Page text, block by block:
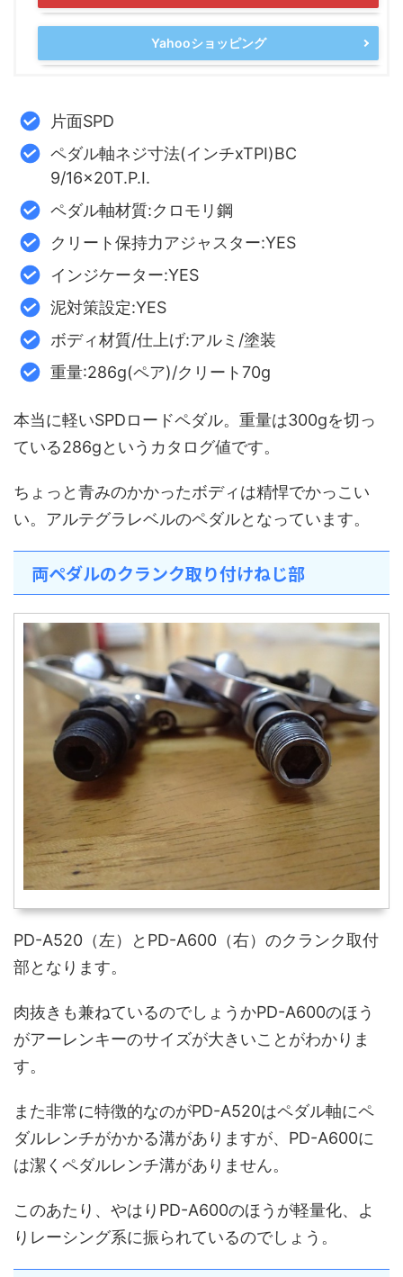
Yahooショッピング
片面SPD
ペダル軸ネジ寸法(インチxTPI)BC
9/16x20T.P.I.
ペダル軸材質:クロモリ鋼
クリート保持力アジャスター:YES
インジケーター:YES
泥対策設定:YES
ボディ材質/仕上げ:アルミ/塗装
重量:286g(ペア)/クリート70g
本当に軽いSPDロードペダル。重量は300gを切っ
ている286gというカタログ値です。
ちょっと青みのかかったボディは精悍でかっこい
い。アルテグラレベルのペダルとなっています。
両ペダルのクランク取り付けねじ部
PD-A520（左）とPD-A600（右）のクランク取付
部となります。
肉抜きも兼ねているのでしょうかPD-A600のほう
がアーレンキーのサイズが大きいことがわかりま
す。
また非常に特徴的なのがPD-A520はペダル軸にペ
ダルレンチがかかる溝がありますが、PD-A600に
は潔くペダルレンチ溝がありません。
このあたり、やはりPD-A600のほうが軽量化、よ
りレーシング系に振られているのでしょう。